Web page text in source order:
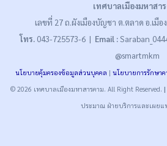
เทศบาลเมืองมหาสา
เลขที่ 27 ถ.ผังเมืองบัญชา ต.ตลาด อ.เมือ
โทร.043-725573-6 | Email :
@smartmkm
นโยบายคุ้มครองข้อมูลส่วนบุคคล | นโยบายการรักษา
© 2026 เทศบาลเมืองมหาสารคาม. All Right Reserved. |
ประมาณ ฝ่ายบริการและเผยแ